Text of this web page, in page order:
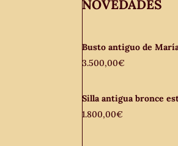
NOVEDADES
Busto antiguo de
3.500,00€
Silla antigua bronce
1.800,00€